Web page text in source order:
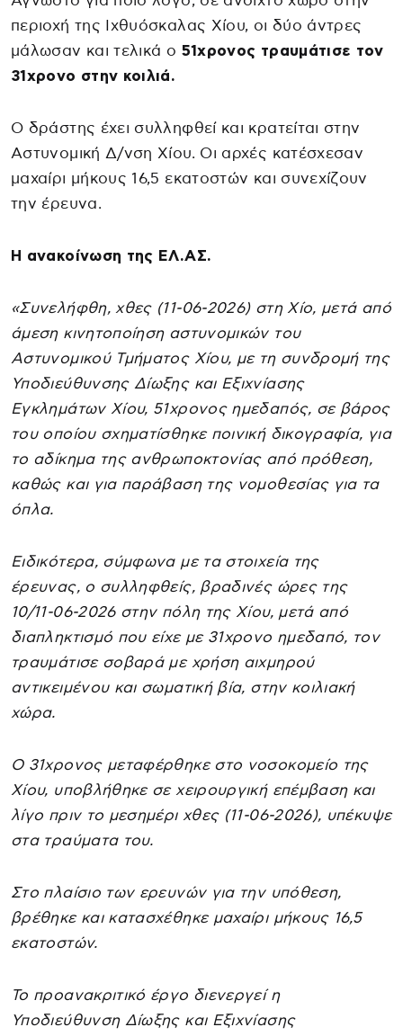
περιοχή της Ιχθυόσκαλας Χίου, οι δύο άντρες
μάλωσαν και τελικά ο 51χρονος τραυμάτισε τον
31χρονο στην κοιλιά.
Ο δράστης έχει συλληφθεί και κρατείται στην
Αστυνομική Δ/νση Χίου. Οι αρχές κατέσχεσαν
μαχαίρι μήκους 16,5 εκατοστών και συνεχίζουν
την έρευνα.
Η ανακοίνωση της ΕΛ.ΑΣ.
«Συνελήφθη, χθες (11-06-2026) στη Χίο, μετά από
άμεση κινητοποίηση αστυνομικών του
Αστυνομικού Τμήματος Χίου, με τη συνδρομή της
Υποδιεύθυνσης Δίωξης και Εξιχνίασης
Εγκλημάτων Χίου, 51χρονος ημεδαπός, σε βάρος
του οποίου σχηματίσθηκε ποινική δικογραφία, για
το αδίκημα της ανθρωποκτονίας από πρόθεση,
καθώς και για παράβαση της νομοθεσίας για τα
όπλα.
Ειδικότερα, σύμφωνα με τα στοιχεία της
έρευνας, ο συλληφθείς, βραδινές ώρες της
10/11-06-2026 στην πόλη της Χίου, μετά από
διαπληκτισμό που είχε με 31χρονο ημεδαπό, τον
τραυμάτισε σοβαρά με χρήση αιχμηρού
αντικειμένου και σωματική βία, στην κοιλιακή
χώρα.
Ο 31χρονος μεταφέρθηκε στο νοσοκομείο της
Χίου, υποβλήθηκε σε χειρουργική επέμβαση και
λίγο πριν το μεσημέρι χθες (11-06-2026), υπέκυψε
στα τραύματα του.
Στο πλαίσιο των ερευνών για την υπόθεση,
βρέθηκε και κατασχέθηκε μαχαίρι μήκους 16,5
εκατοστών.
Το προανακριτικό έργο διενεργεί η
Υποδιεύθυνση Δίωξης και Εξιχνίασης